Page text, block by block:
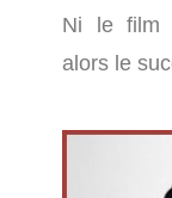
Ni le film
alors le